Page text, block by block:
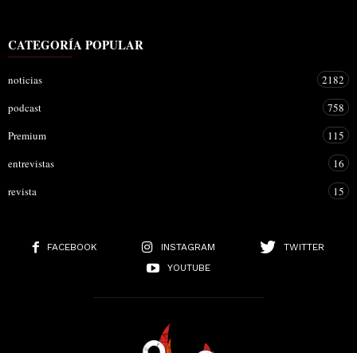
CATEGORÍA POPULAR
noticias
2182
podcast
758
Premium
115
entrevistas
16
revista
15
FACEBOOK INSTAGRAM
TWITTER
YOUTUBE